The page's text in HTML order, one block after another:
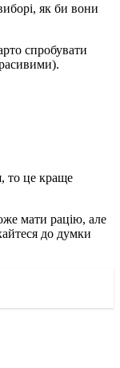
як би вони
спробувати
то це краще
мати рацію, але
до думки